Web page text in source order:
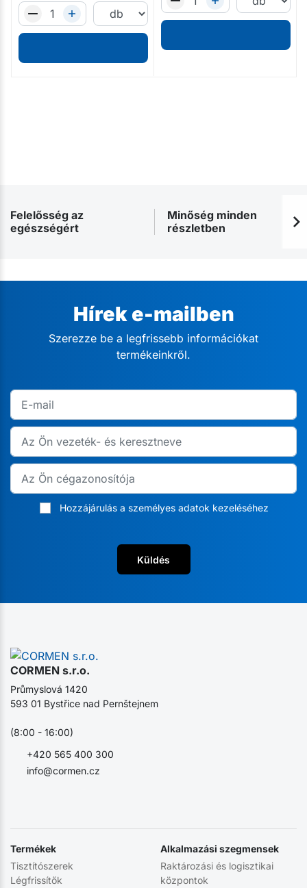
Felelősség az
egészségért
Minőség minden
részletben
Hírek e-mailben
Szerezze be a legfrissebb információkat
termékeinkről.
Hozzájárulás a személyes adatok kezeléséhez
Küldés
CORMEN s.r.o.
info@cormen.cz
+420 565 400 300
Průmyslová 1420
593 01 Bystřice nad Pernštejnem
(8:00 - 16:00)
Termékek
Tisztítószerek
Légfrissítők
Alkalmazási szegmensek
Raktározási és logisztikai
központok